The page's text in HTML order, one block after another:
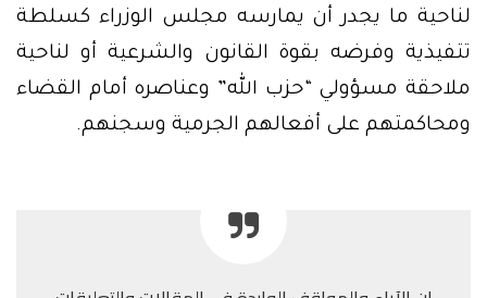
لناحية ما يجدر أن يمارسه مجلس الوزراء كسلطة
تتفيذية وفرضه بقوة القانون والشرعية أو لناحية
ملاحقة مسؤولي “حزب الله” وعناصره أمام القضاء
ومحاكمتهم على أفعالهم الجرمية وسجنهم.